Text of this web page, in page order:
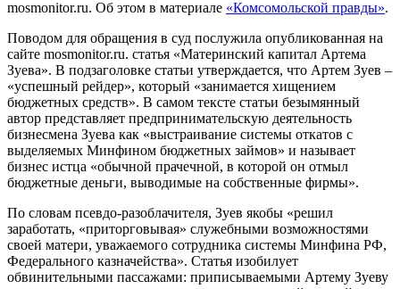
mosmonitor.ru. Об этом в материале «Комсомольской правды».
Поводом для обращения в суд послужила опубликованная на
сайте mosmonitor.ru. статья «Материнский капитал Артема
Зуева». В подзаголовке статьи утверждается, что Артем Зуев –
«успешный рейдер», который «занимается хищением
бюджетных средств». В самом тексте статьи безымянный
автор представляет предпринимательскую деятельность
бизнесмена Зуева как «выстраивание системы откатов с
выделяемых Минфином бюджетных займов» и называет
бизнес истца «обычной прачечной, в которой он отмыл
бюджетные деньги, выводимые на собственные фирмы».
По словам псевдо-разоблачителя, Зуев якобы «решил
заработать, «приторговывая» служебными возможностями
своей матери, уважаемого сотрудника системы Минфина РФ,
Федерального казначейства». Статья изобилует
обвинительными пассажами: приписываемыми Артему Зуеву